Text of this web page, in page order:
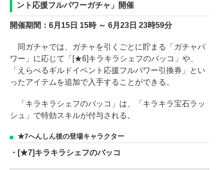
ント応援フルパワーガチャ」開催
開催期間：6月15日 15時 ～ 6月23日 23時59分
同ガチャでは、ガチャを引くごとに貯まる「ガチャパ
ワー」に応じて「[★6]キラキラシェフのバッコ」や、
「えらべるギルドイベント応援フルパワー引換券」とい
ったアイテムを追加で入手することができる。
「キラキラシェフのバッコ」は、「キラキラ宝石ラッ
シュ」で特効スキルが付与される。
★7へんしん後の登場キャラクター
・[★7]キラキラシェフのバッコ